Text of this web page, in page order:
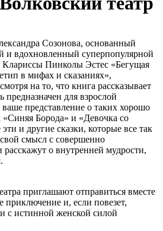
Созонова, основанный
и вдохновленный суперпопулярной
Клариссы Пинколы Эстес «Бегущая
в мифах и сказаниях»,
на то, что книга рассказывает
предназначен для взрослой
представление о таких хорошо
Борода» и «Девочка со
и другие сказки, которые все так
смысл с совершенно
о внутренней мудрости,
приглашают отправиться вместе
и, если повезет,
с истинной женской силой